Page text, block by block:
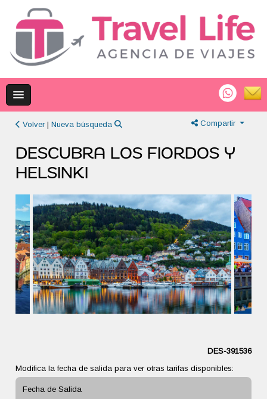
Volver |Nueva búsqueda Compartir
DESCUBRA LOS FIORDOS Y
HELSINKI
DES-391536
Modifica la fecha de salida para ver otras tarifas disponibles:
Fecha de Salida